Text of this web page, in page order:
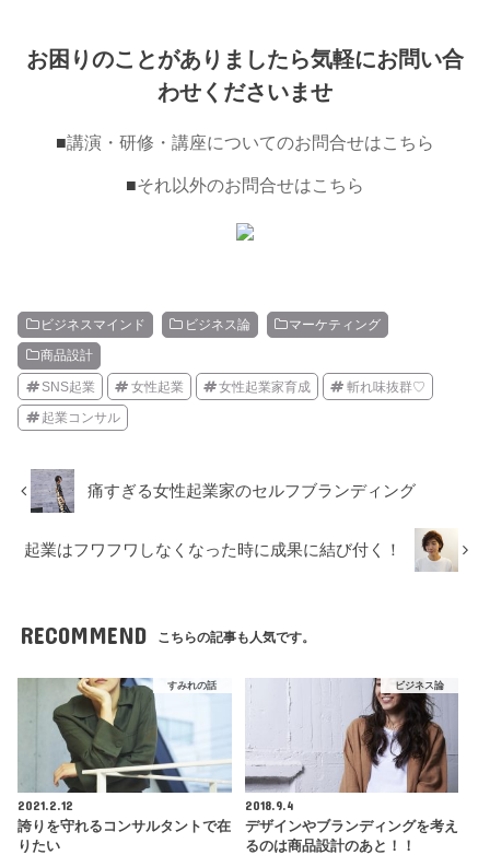
お困りのことがありましたら気軽にお問い合
わせくださいませ
■講演・研修・講座についてのお問合せはこちら
■それ以外のお問合せはこちら
ビジネスマインド ビジネス論 マーケティング
商品設計
SNS起業 女性起業 女性起業家育成 斬れ味抜群♡
起業コンサル
痛すぎる女性起業家のセルフブランディング
起業はフワフワしなくなった時に成果に結び付く！
RECOMMEND こちらの記事も人気です。
すみれの話
2021.2.12
誇りを守れるコンサルタントで在
りたい
ビジネス論
2018.9.4
デザインやブランディングを考え
るのは商品設計のあと！！